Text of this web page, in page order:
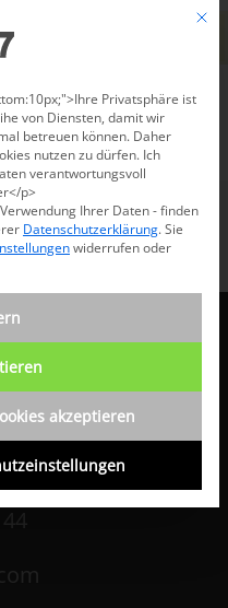
43
Mit
Privatsphäre ist
von Diensten, damit wir
betreuen können. Daher
nutzen zu dürfen. Ich
verantwortungsvoll
p>
Ihrer Daten - finden
Datenschutzerklärung.Sie
widerrufen oder
akzeptieren